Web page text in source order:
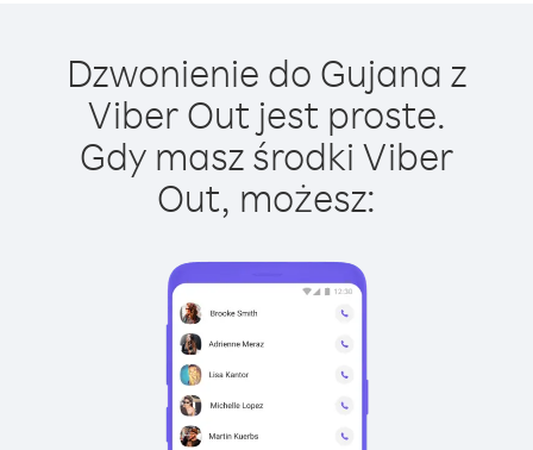
Dzwonienie do Gujana z
Viber Out jest proste.
Gdy masz środki Viber
Out, możesz: